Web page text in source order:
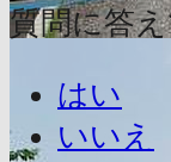
質問に答
はい
いいえ